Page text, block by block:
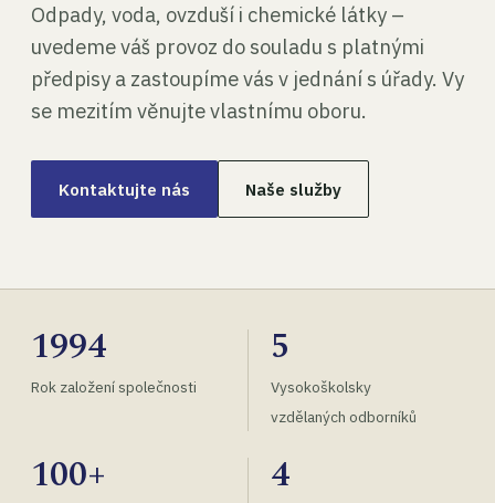
Odpady, voda, ovzduší i chemické látky –
uvedeme váš provoz do souladu s platnými
předpisy a zastoupíme vás v jednání s úřady. Vy
se mezitím věnujte vlastnímu oboru.
Kontaktujte nás Naše služby
1994
Rok založení společnosti
5
Vysokoškolsky
vzdělaných odborníků
100+ 4